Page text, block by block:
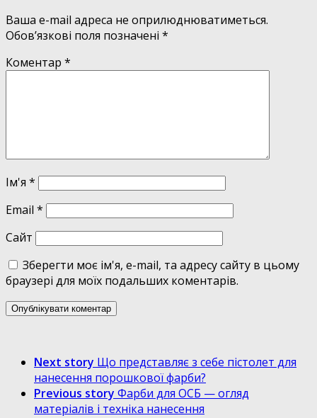
Ваша e-mail адреса не оприлюднюватиметься.
Обов’язкові поля позначені *
Коментар *
Ім'я *
Email *
Сайт
Зберегти моє ім'я, e-mail, та адресу сайту в цьому
браузері для моїх подальших коментарів.
Next story Що представляє з себе пістолет для
нанесення порошкової фарби?
Previous story Фарби для ОСБ — огляд
матеріалів і техніка нанесення